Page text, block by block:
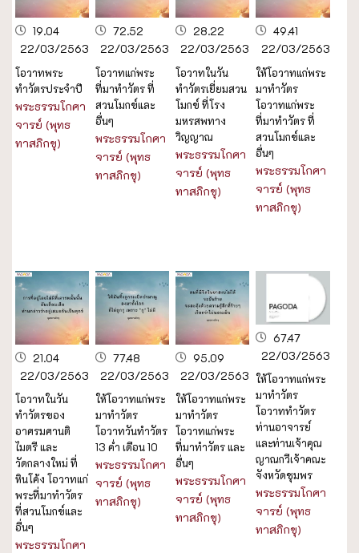
19.04
22/03/2563
โอวาทพระ
ทำวัตรประจำปี
พระธรรมโกศา
จารย์ (พุทธ
ทาสภิกขุ)
72.52
22/03/2563
โอวาทแก่พระ
ที่มาทำวัตร ที่
สวนโมกข์และ
อื่นๆ
พระธรรมโกศา
จารย์ (พุทธ
ทาสภิกขุ)
28.22
22/03/2563
โอวาทในวัน
ทำวัตรเยี่ยมสวน
โมกข์ ที่โรง
มหรสพทาง
วิญญาณ
พระธรรมโกศา
จารย์ (พุทธ
ทาสภิกขุ)
49.41
22/03/2563
ให้โอวาทแก่พระ
มาทำวัตร
โอวาทแก่พระ
ที่มาทำวัตร ที่
สวนโมกข์และ
อื่นๆ
พระธรรมโกศา
จารย์ (พุทธ
ทาสภิกขุ)
21.04
22/03/2563
โอวาทในวัน
ทำวัตรของ
อาศรมศานติ
ไมตรี และ
วัดกลางใหม่ ที่
หินโค้ง โอวาทแก่
พระที่มาทำวัตร
ที่สวนโมกข์และ
อื่นๆ
พระธรรมโกศา
77.48
22/03/2563
ให้โอวาทแก่พระ
มาทำวัตร
โอวาทวันทำวัตร
13 ค่ำ เดือน 10
พระธรรมโกศา
จารย์ (พุทธ
ทาสภิกขุ)
95.09
22/03/2563
ให้โอวาทแก่พระ
มาทำวัตร
โอวาทแก่พระ
ที่มาทำวัตร และ
อื่นๆ
พระธรรมโกศา
จารย์ (พุทธ
ทาสภิกขุ)
67.47
22/03/2563
ให้โอวาทแก่พระ
มาทำวัตร
โอวาททำวัตร
ท่านอาจารย์
และท่านเจ้าคุณ
ญาณกวีเจ้าคณะ
จังหวัดชุมพร
พระธรรมโกศา
จารย์ (พุทธ
ทาสภิกขุ)